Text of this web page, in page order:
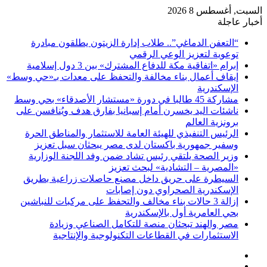
السبت, أغسطس 8 2026
أخبار عاجلة
“التعفن الدماغي”.. طلاب إدارة الزيتون يطلقون مبادرة
توعوية لتعزيز الوعي الرقمي
إبرام «اتفاقية مكة للدفاع المشترك» بين 3 دول إسلامية
إيقاف أعمال بناء مخالفة والتحفظ على معدات بـ«حي وسط»
الإسكندرية
مشاركة 45 طالبا في دورة «مستشار الأصدقاء» بحي وسط
ناشئات اليد يخسرن أمام إسبانيا بفارق هدف ويُنافسن على
برونزية العالم
الرئيس التنفيذي للهيئة العامة للاستثمار والمناطق الحرة
وسفير جمهورية باكستان لدى مصر يبحثان سبل تعزيز
وزير الصحة يلتقي رئيس تشاد ضمن وفد اللجنة الوزارية
«المصرية – التشادية» لبحث تعزيز
السيطرة على حريق داخل مصنع حاصلات زراعية بطريق
الإسكندرية الصحراوي دون إصابات
إزالة 3 حالات بناء مخالف والتحفظ على مركبات للنباشين
بحي العامرية أول بالإسكندرية
مصر والهند تبحثان منصة للتكامل الصناعي وزيادة
الاستثمارات في القطاعات التكنولوجية والإنتاجية